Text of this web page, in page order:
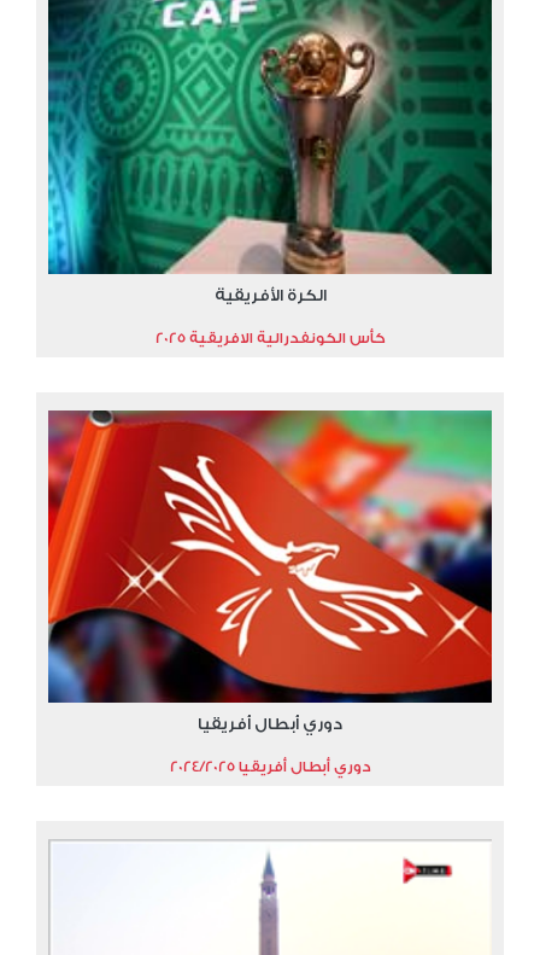
الكرة الأفريقية
كأس الكونفدرالية الافريقية 2025
دوري أبطال أفريقيا
دوري أبطال أفريقيا 2024/2025